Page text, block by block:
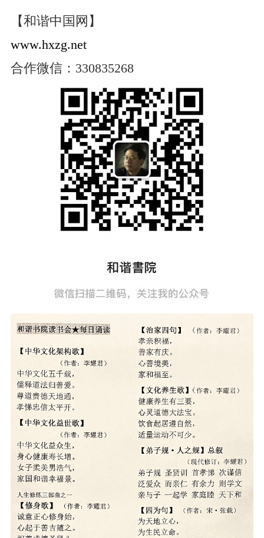
【和谐中国网】
www.hxzg.net
合作微信：330835268